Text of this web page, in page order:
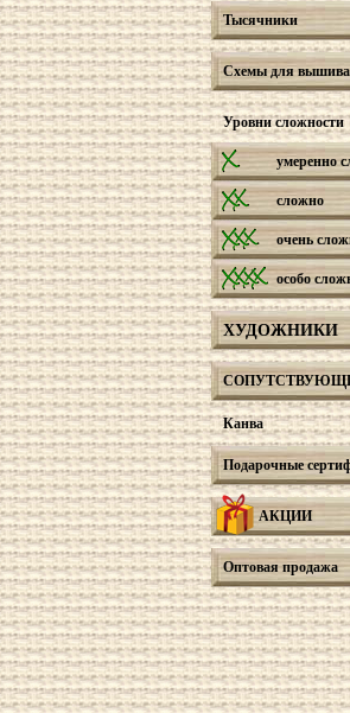
Тысячники
Схемы для
Уровни сложности
умеренно
сложно
очень
особо
ХУДОЖНИКИ
Канва
Подарочные
АКЦИИ
Оптовая продажа